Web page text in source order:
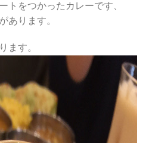
トをつかったカレーです、
あります。
ます。